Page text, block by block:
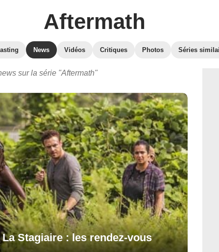
Aftermath
News Vidéos Critiques Photos Séries
sur la série "Aftermath"
Stagiaire : les rendez-vous